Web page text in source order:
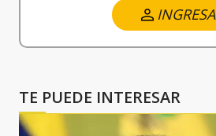
INGRESA
TE PUEDE INTERESAR